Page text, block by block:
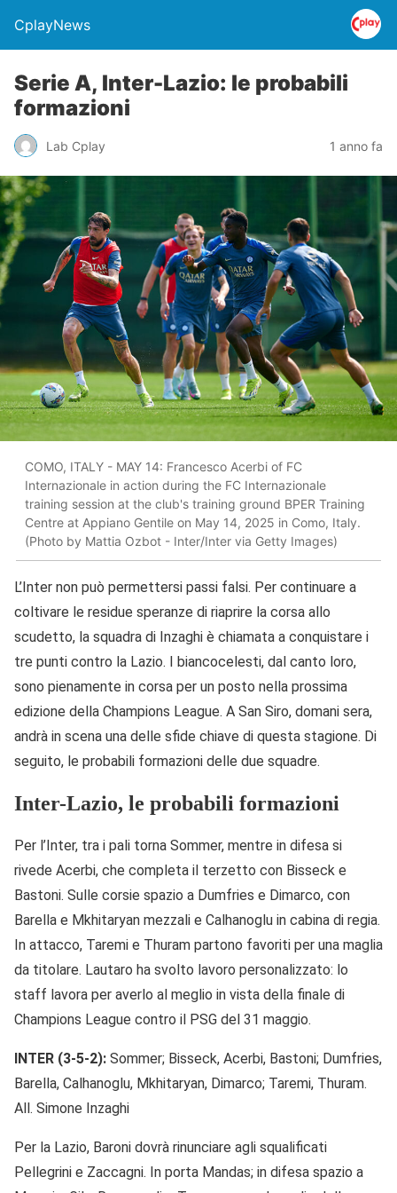
CplayNews
Serie A, Inter-Lazio: le probabili
formazioni
Lab Cplay 1 anno fa
COMO, ITALY - MAY 14: Francesco Acerbi of FC
Internazionale in action during the FC Internazionale
training session at the club's training ground BPER Training
Centre at Appiano Gentile on May 14, 2025 in Como, Italy.
(Photo by Mattia Ozbot - Inter/Inter via Getty Images)
L’Inter non può permettersi passi falsi. Per continuare a
coltivare le residue speranze di riaprire la corsa allo
scudetto, la squadra di Inzaghi è chiamata a conquistare i
tre punti contro la Lazio. I biancocelesti, dal canto loro,
sono pienamente in corsa per un posto nella prossima
edizione della Champions League. A San Siro, domani sera,
andrà in scena una delle sfide chiave di questa stagione. Di
seguito, le probabili formazioni delle due squadre.
Inter-Lazio, le probabili formazioni
Per l’Inter, tra i pali torna Sommer, mentre in difesa si
rivede Acerbi, che completa il terzetto con Bisseck e
Bastoni. Sulle corsie spazio a Dumfries e Dimarco, con
Barella e Mkhitaryan mezzali e Calhanoglu in cabina di regia.
In attacco, Taremi e Thuram partono favoriti per una maglia
da titolare. Lautaro ha svolto lavoro personalizzato: lo
staff lavora per averlo al meglio in vista della finale di
Champions League contro il PSG del 31 maggio.
INTER (3-5-2): Sommer; Bisseck, Acerbi, Bastoni; Dumfries,
Barella, Calhanoglu, Mkhitaryan, Dimarco; Taremi, Thuram.
All. Simone Inzaghi
Per la Lazio, Baroni dovrà rinunciare agli squalificati
Pellegrini e Zaccagni. In porta Mandas; in difesa spazio a